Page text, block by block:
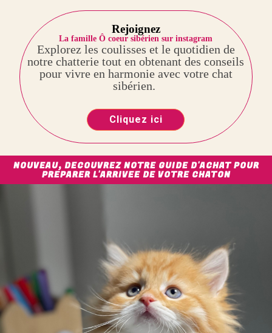
Rejoignez
La famille Ô coeur sibérien sur instagram
Explorez les coulisses et le quotidien de
notre chatterie tout en obtenant des conseils
pour vivre en harmonie avec votre chat
sibérien.
Cliquez ici
NOUVEAU, DECOUVREZ NOTRE GUIDE D'ACHAT POUR
PREPARER L'ARRIVEE DE VOTRE CHATON